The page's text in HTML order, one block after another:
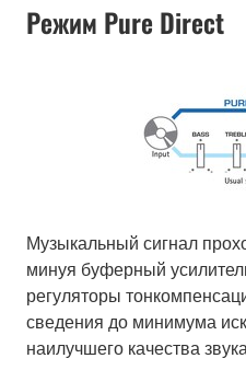
Режим Pure Direct
Музыкальный сигнал
минуя буферный
регуляторы
сведения до минимума
наилучшего качества